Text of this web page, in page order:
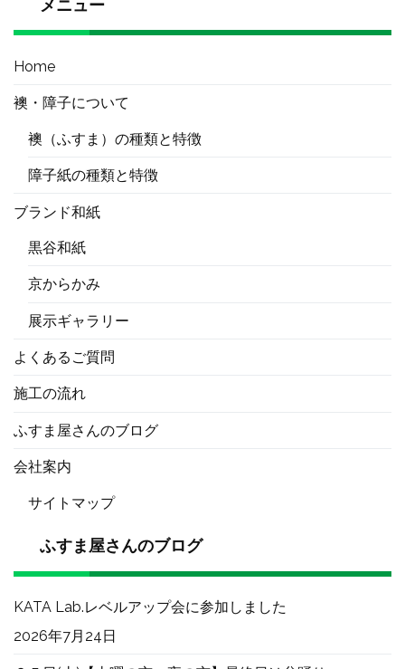
メニュー
Home
襖・障子について
襖（ふすま）の種類と特徴
障子紙の種類と特徴
ブランド和紙
黒谷和紙
京からかみ
展示ギャラリー
よくあるご質問
施工の流れ
ふすま屋さんのブログ
会社案内
サイトマップ
ふすま屋さんのブログ
KATA Lab.レベルアップ会に参加しました
2026年7月24日